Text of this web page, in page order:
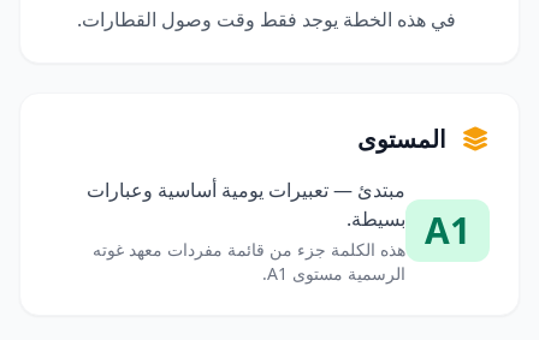
في هذه الخطة يوجد فقط وقت وصول القطارات.
المستوى
A1
مبتدئ — تعبيرات يومية أساسية وعبارات
بسيطة.
هذه الكلمة جزء من قائمة مفردات معهد غوته
الرسمية مستوى A1.